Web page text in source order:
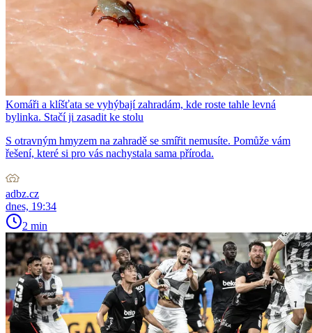
Komáři a klíšťata se vyhýbají zahradám, kde roste tahle levná
bylinka. Stačí ji zasadit ke stolu
S otravným hmyzem na zahradě se smířit nemusíte. Pomůže vám
řešení, které si pro vás nachystala sama příroda.
adbz.cz
dnes, 19:34
2 min